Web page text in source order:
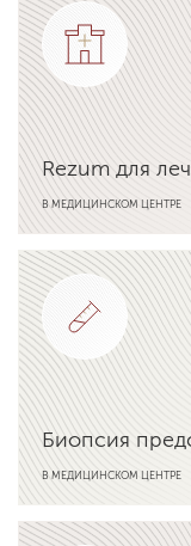
Rezum для
В МЕДИЦИНСКОМ ЦЕНТРЕ
Подробнее об
Биопсия
В МЕДИЦИНСКОМ ЦЕНТРЕ
Подробнее об